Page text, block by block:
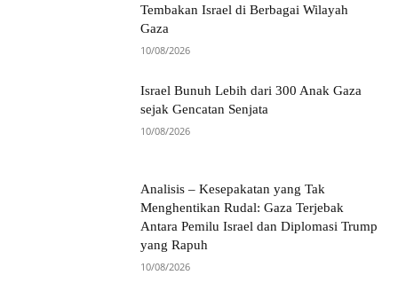
Tembakan Israel di Berbagai Wilayah
Gaza
10/08/2026
Israel Bunuh Lebih dari 300 Anak Gaza
sejak Gencatan Senjata
10/08/2026
Analisis – Kesepakatan yang Tak
Menghentikan Rudal: Gaza Terjebak
Antara Pemilu Israel dan Diplomasi Trump
yang Rapuh
10/08/2026